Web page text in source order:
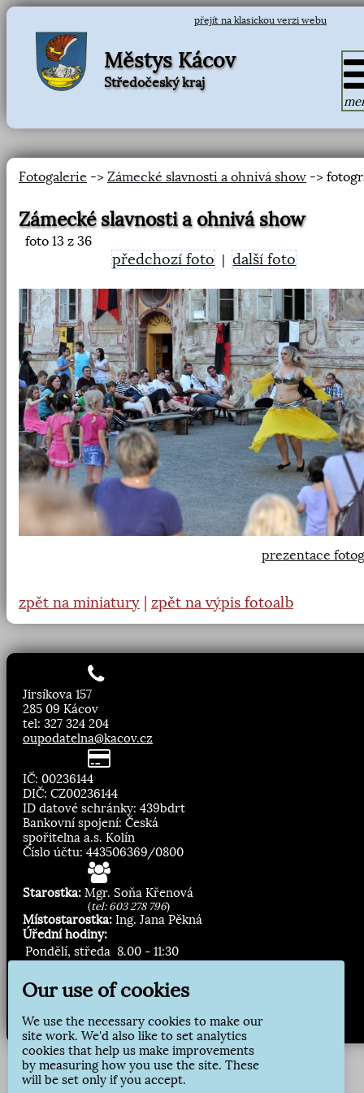
přejít na klasickou verzi webu
Městys Kácov
Středočeský kraj
Fotogalerie -> Zámecké slavnosti a ohnivá show ->
Zámecké slavnosti a ohnivá show
foto 13 z 36
předchozí foto |další foto
prezentace
zpět na miniatury zpět na výpis fotoalb
Jirsíkova 157
285 09 Kácov
tel: 327 324 204
oupodatelna@kacov.cz
IČ: 00236144
DIČ: CZ00236144
ID datové schránky: 439bdrt
Bankovní spojení: Česká
spořitelna a.s. Kolín
Číslo účtu: 443506369/0800
Starostka: Mgr. Soňa Křenová
(tel: 603 278 796)
Místostarostka: Ing. Jana Pěkná
Úřední hodiny:
Pondělí, středa 8.00 - 11:30
Přihlásit odběr
Our use of cookies
We use the necessary cookies to make our
site work. We'd also like to set analytics
cookies that help us make improvements
by measuring how you use the site. These
will be set only if you accept.